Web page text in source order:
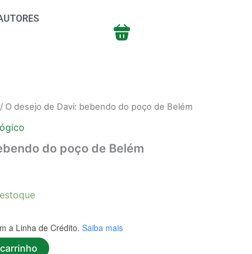
/ O desejo de Davi: bebendo do poço de Belém
do poço de Belém
a Linha de Crédito. Saiba mais